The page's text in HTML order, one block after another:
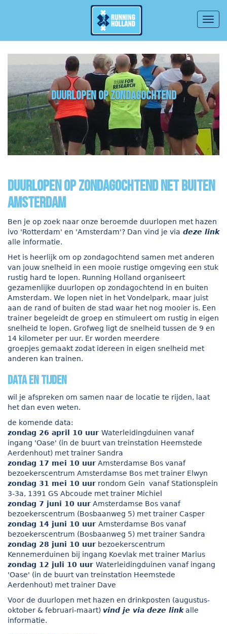
Overslaan en naar de inhoud gaan
duurlopen op zondagochtend
duurlopen op zondagochtend net buiten
Amsterdam
Ben je op zoek naar onze beroemde duurlopen met hazen
ivo 'Rotterdam' en 'Amsterdam'? Dan vind je via deze link
alle informatie.
Het is heerlijk om op zondagochtend samen met anderen
van jouw snelheid in een mooie rustige omgeving een stuk
rustig hard te lopen. Running Holland organiseert
gezamenlijke duurlopen op zondagochtend in en buiten
Amsterdam. We lopen niet in het Vondelpark, maar juist
aan de rand of buiten de stad waar het nog mooier is. Een
trainer begeleidt de groep en stimuleert om rustig in eigen
snelheid te lopen. Grofweg ligt de snelheid tussen de 9 en
14 kilometer per uur. Er worden meerdere
groepjes gemaakt zodat idereen in eigen snelheid met
anderen kan trainen.
data en tijden
wil je afspreken om samen naar de locatie te rijden, laat
het dan even weten.
de komende data:
zondag 26 april 10 uur Waterleidingduinen vanaf
ingang 'Oase' (in de buurt van treinstation Heemstede
Aerdenhout) met trainer Sandra
zondag 17 mei 10 uur Amsterdamse Bos vanaf
bezoekerscentrum Amsterdamse Bos met trainer Elwyn
zondag 31 mei 10 uur rondom Gein vanaf Stationsplein
3-3a, 1391 GS Abcoude met trainer Michiel
zondag 7 juni 10 uur Amsterdamse Bos vanaf
bezoekerscentrum (Bosbaanweg 5) met trainer Casper
zondag 14 juni 10 uur Amsterdamse Bos vanaf
bezoekerscentrum (Bosbaanweg 5) met trainer Sandra
zondag 28 juni 10 uur bezoekerscentrum
Kennemerduinen bij ingang Koevlak met trainer Marius
zondag 12 juli 10 uur Waterleidingduinen vanaf ingang
'Oase' (in de buurt van treinstation Heemstede
Aerdenhout) met trainer Dave
Voor de duurlopen met hazen en drinkposten (augustus-
oktober & februari-maart) vind je via deze linkalle
informatie.